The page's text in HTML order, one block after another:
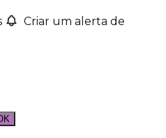
Criar um alerta de